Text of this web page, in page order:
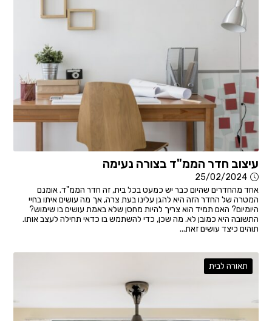
עיצוב חדר הממ"ד בצורה נעימה
25/02/2024
אחד מהחדרים שהיום כבר יש כמעט בכל בית, זה חדר הממ"ד. אומנם
המטרה של החדר הזה היא להגן עלינו בעת צרה, אך מה עושים איתו בחיי
היומיום? האם תמיד הוא צריך להיות מחסן שלא באמת עושים בו שימוש?
התשובה היא כמובן לא. מה שכן, כדי להשתמש בו כדאי תחילה לעצב אותו.
תוהים כיצד עושים זאת...
תאורה לבית